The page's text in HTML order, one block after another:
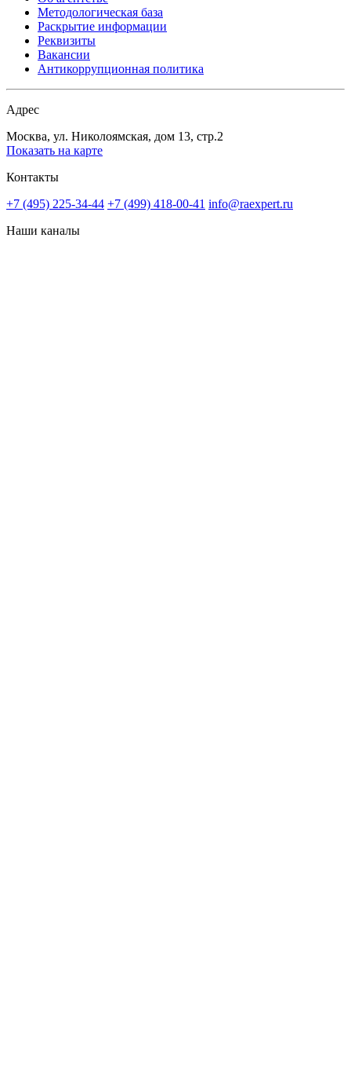
Методологическая база
Раскрытие информации
Реквизиты
Вакансии
Антикоррупционная политика
Адрес
Москва, ул. Николоямская, дом 13, стр.2
Показать на карте
Контакты
+7 (495) 225-34-44 +7 (499) 418-00-41 info@raexpert.ru
Наши каналы